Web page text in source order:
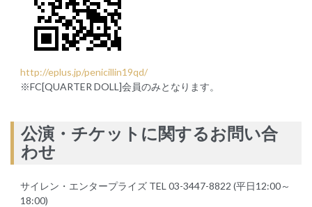
http://eplus.jp/penicillin19qd/
※FC[QUARTER DOLL]会員のみとなります。
公演・チケットに関するお問い合
わせ
サイレン・エンタープライズ TEL 03-3447-8822 (平日12:00～
18:00)